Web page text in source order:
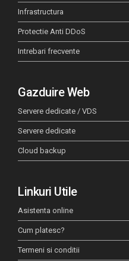
Infrastructura
Protectie Anti DDoS
Intrebari frecvente
Gazduire Web
Servere dedicate / VDS
Servere dedicate
Cloud backup
Linkuri Utile
Asistenta online
Cum platesc?
Termeni si conditii